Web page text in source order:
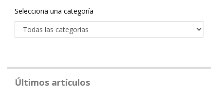
Categoría
Selecciona una categoría
Últimos artículos